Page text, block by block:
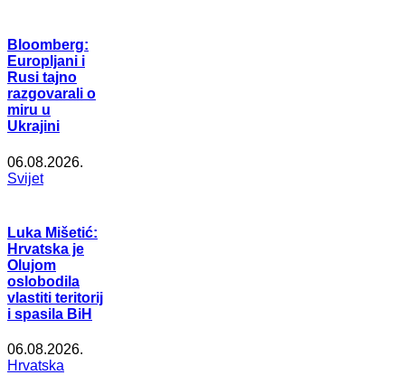
Bloomberg:
Europljani i
Rusi tajno
razgovarali o
miru u
Ukrajini
06.08.2026.
Svijet
Luka Mišetić:
Hrvatska je
Olujom
oslobodila
vlastiti teritorij
i spasila BiH
06.08.2026.
Hrvatska